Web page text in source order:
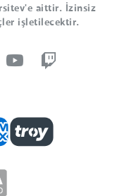
aittir. İzinsiz
işletilecektir.